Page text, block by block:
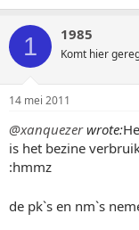
1 1985
Komt hier
14 mei 2011
@xanquezerwrote:
is het bezine
:hmmz
de pk`s en nm`s